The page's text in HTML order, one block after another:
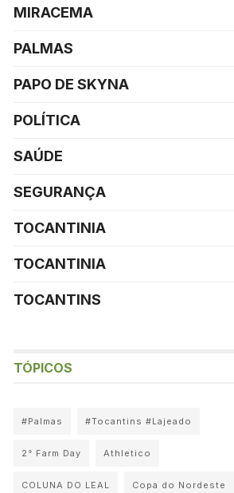
MIRACEMA
PALMAS
PAPO DE SKYNA
POLÍTICA
SAÚDE
SEGURANÇA
TOCANTINIA
TOCANTINIA
TOCANTINS
TÓPICOS
#Palmas #Tocantins #Lajeado
2° Farm Day Athletico
COLUNA DO LEAL Copa do Nordeste